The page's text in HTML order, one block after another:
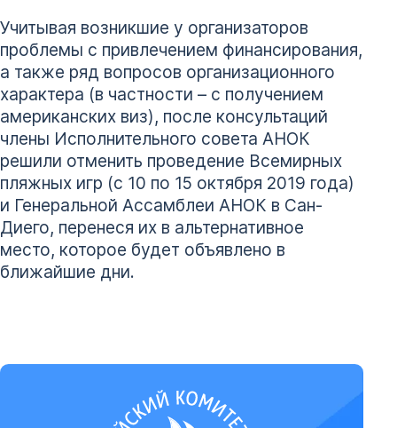
Учитывая возникшие у организаторов
проблемы с привлечением финансирования,
а также ряд вопросов организационного
характера (в частности – с получением
американских виз), после консультаций
члены Исполнительного совета АНОК
решили отменить проведение Всемирных
пляжных игр (с 10 по 15 октября 2019 года)
и Генеральной Ассамблеи АНОК в Сан-
Диего, перенеся их в альтернативное
место, которое будет объявлено в
ближайшие дни.